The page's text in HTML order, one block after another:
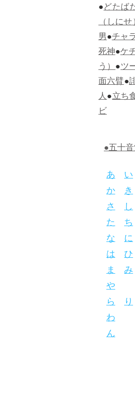
●どたば
（しにせ
男●チャ
死神●ケ
う）●ツ
面六臂●
人●立ち
ビ
●五十音
あ い
か き
さ し
た ち
な に
は ひ
ま み
や
ら り
わ
ん